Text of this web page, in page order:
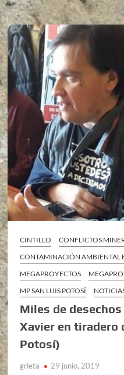
CINTILLO
CONFLICTOS
CONTAMINACIÓN AMBIENTAL
MEGAPROYECTOS
MP SAN LUIS POTOSÍ
Miles de
Xavier en tiradero
Potosí)
grieta 29 junio, 2019